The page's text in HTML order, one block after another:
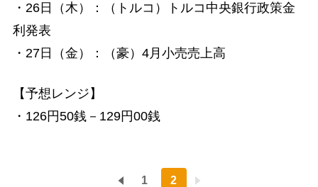
・26日（木）：（トルコ）トルコ中央銀行政策金
利発表
・27日（金）：（豪）4月小売売上高
【予想レンジ】
・126円50銭－129円00銭
1 2